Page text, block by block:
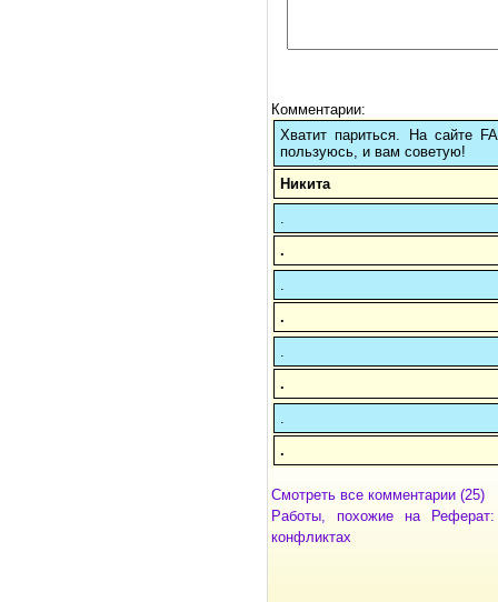
Комментарии:
Хватит париться. На сайте
пользуюсь, и вам советую!
Никита
.
.
.
.
Смотреть все комментарии (25)
Работы, похожие на Реферат:
конфликтах